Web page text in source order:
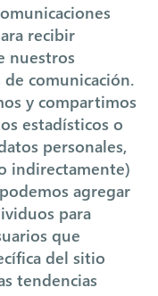
recibir
nuestros
comunicación.
y compartimos
estadísticos o
personales,
indirectamente)
agregar
para
que
del sitio
tendencias